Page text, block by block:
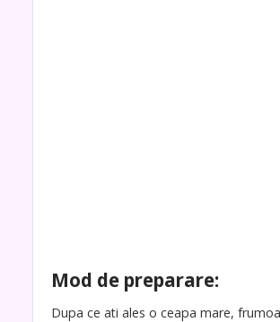
Mod de preparare:
Dupa ce ati ales o ceapa mare,